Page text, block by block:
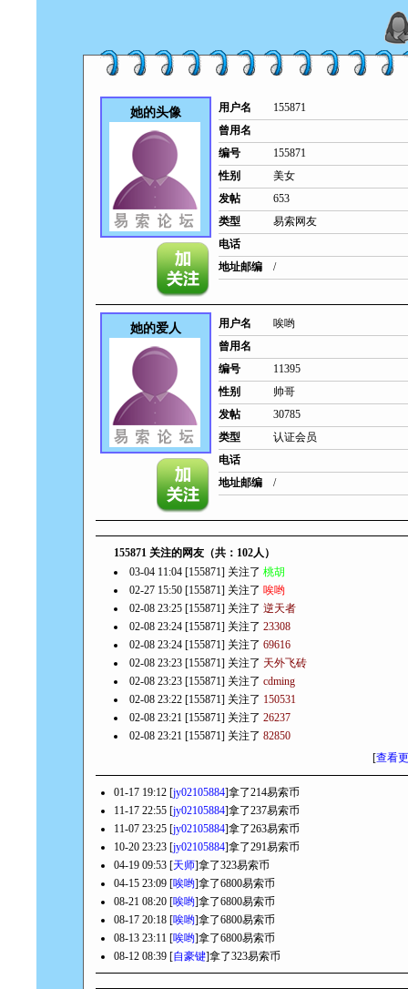
她的头像 用户名
155871
曾用名
编号
155871
性别
美女
发帖
653
类型
易索网友
电话
地址邮编
/
她的爱人 用户名
唉哟
曾用名
编号
11395
性别
帅哥
发帖
30785
类型
认证会员
电话
地址邮编
/
155871 关注的网友（共：102人）
03-04 11:04 [155871] 关注了 桃胡
02-27 15:50 [155871] 关注了 唉哟
02-08 23:25 [155871] 关注了 逆天者
02-08 23:24 [155871] 关注了 23308
02-08 23:24 [155871] 关注了 69616
02-08 23:23 [155871] 关注了 天外飞砖
02-08 23:23 [155871] 关注了 cdming
02-08 23:22 [155871] 关注了 150531
02-08 23:21 [155871] 关注了 26237
02-08 23:21 [155871] 关注了 82850
[查看
01-17 19:12 [jy02105884]拿了214易索币
11-17 22:55 [jy02105884]拿了237易索币
11-07 23:25 [jy02105884]拿了263易索币
10-20 23:23 [jy02105884]拿了291易索币
04-19 09:53 [天师]拿了323易索币
04-15 23:09 [唉哟]拿了6800易索币
08-21 08:20 [唉哟]拿了6800易索币
08-17 20:18 [唉哟]拿了6800易索币
08-13 23:11 [唉哟]拿了6800易索币
08-12 08:39 [自豪键]拿了323易索币